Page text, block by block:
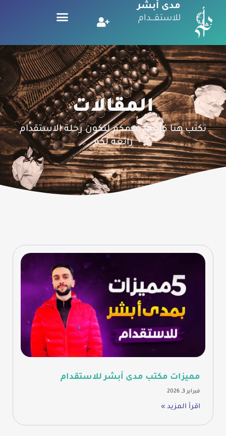
مدى أبشر
للاستقـــدام
المقالات
نكتب هنا كل ما يهمكم لتكون رحلة الاستقدام
رائعة لكم
مميزات مكتب مدى أبشر للاستقدام
فبراير 3, 2026
اقرأ المزيد »